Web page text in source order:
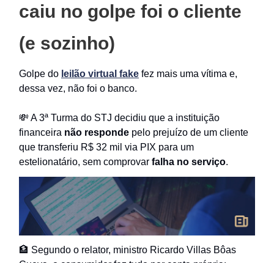
caiu no golpe foi o cliente
(e sozinho)
Golpe do leilão virtual fake fez mais uma vítima e,
dessa vez, não foi o banco.
💸 A 3ª Turma do STJ decidiu que a instituição
financeira não responde pelo prejuízo de um cliente
que transferiu R$ 32 mil via PIX para um
estelionatário, sem comprovar falha no serviço.
🏦 Segundo o relator, ministro Ricardo Villas Bôas